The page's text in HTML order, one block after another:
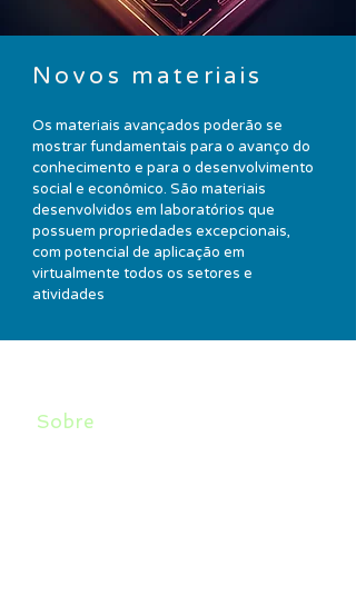
Novos materiais
Os materiais avançados poderão se
mostrar fundamentais para o avanço do
conhecimento e para o desenvolvimento
social e econômico. São materiais
desenvolvidos em laboratórios que
possuem propriedades excepcionais,
com potencial de aplicação em
virtualmente todos os setores e
atividades
Sobre